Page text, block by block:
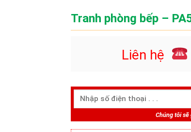
Tranh phòng bếp –
Liên hệ
Chúng tôi